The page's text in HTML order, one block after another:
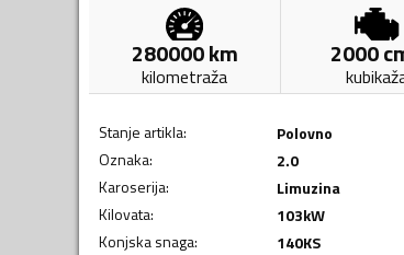
280000km
kilometraža
2000
Stanje artikla:
Polovno
Oznaka:
2.0
Karoserija:
Limuzina
Kilovata: 103kW
Konjska snaga: 140KS